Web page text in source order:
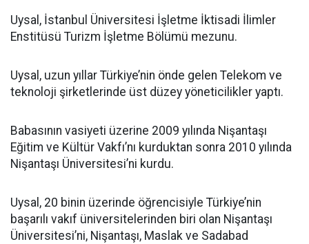
Uysal, İstanbul Üniversitesi İşletme İktisadi İlimler
Enstitüsü Turizm İşletme Bölümü mezunu.
Uysal, uzun yıllar Türkiye’nin önde gelen Telekom ve
teknoloji şirketlerinde üst düzey yöneticilikler yaptı.
Babasının vasiyeti üzerine 2009 yılında Nişantaşı
Eğitim ve Kültür Vakfı’nı kurduktan sonra 2010 yılında
Nişantaşı Üniversitesi’ni kurdu.
Uysal, 20 binin üzerinde öğrencisiyle Türkiye’nin
başarılı vakıf üniversitelerinden biri olan Nişantaşı
Üniversitesi’ni, Nişantaşı, Maslak ve Sadabad